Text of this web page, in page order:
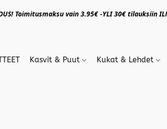
Toimitusmaksu vain 3.95€ -YLI 30€ tilauksiin
Kasvit & Puut Kukat & Lehdet